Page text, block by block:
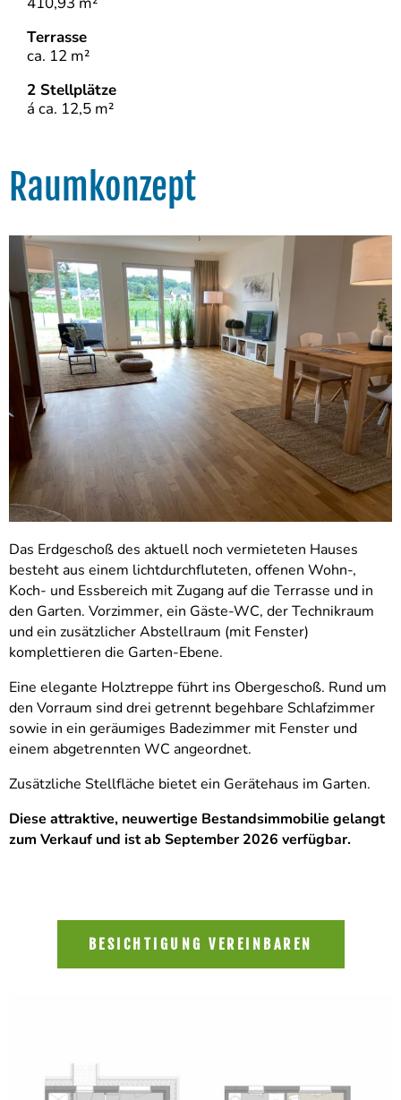
Terrasse
ca. 12 m²
2 Stellplätze
á ca. 12,5 m²
Raumkonzept
Das Erdgeschoß des aktuell noch vermieteten Hauses
besteht aus einem lichtdurchfluteten, offenen Wohn-,
Koch- und Essbereich mit Zugang auf die Terrasse und in
den Garten. Vorzimmer, ein Gäste-WC, der Technikraum
und ein zusätzlicher Abstellraum (mit Fenster)
komplettieren die Garten-Ebene.
Eine elegante Holztreppe führt ins Obergeschoß. Rund um
den Vorraum sind drei getrennt begehbare Schlafzimmer
sowie in ein geräumiges Badezimmer mit Fenster und
einem abgetrennten WC angeordnet.
Zusätzliche Stellfläche bietet ein Gerätehaus im Garten.
Diese attraktive, neuwertige Bestandsimmobilie gelangt
zum Verkauf und ist ab September 2026 verfügbar.
BESICHTIGUNG VEREINBAREN